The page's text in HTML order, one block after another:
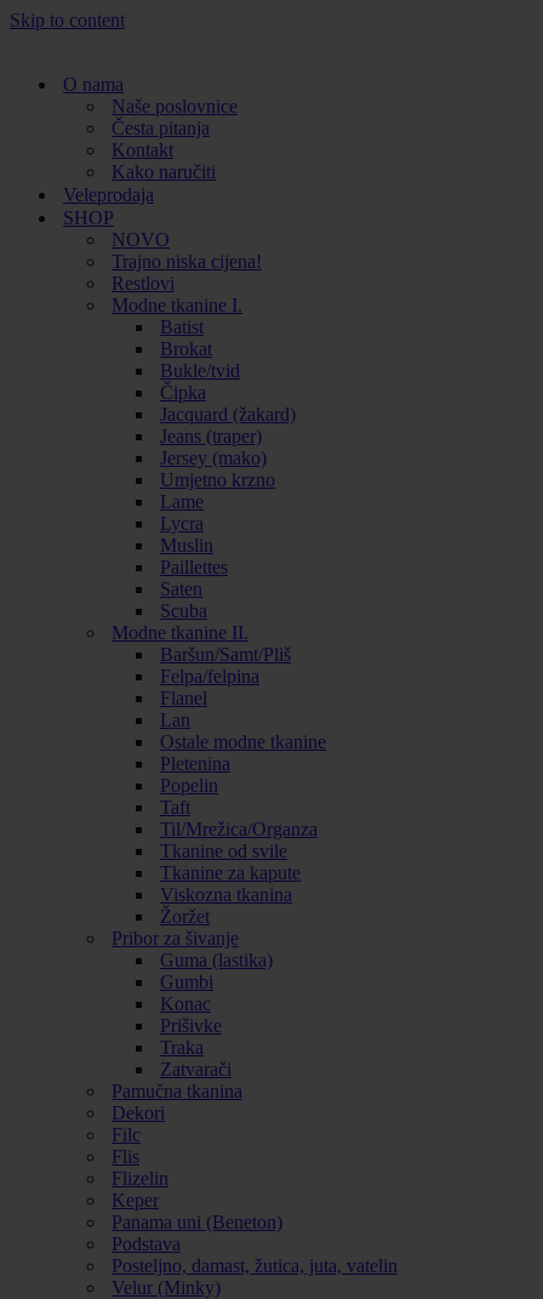
Skip to content
O nama
Naše poslovnice
Česta pitanja
Kontakt
Kako naručiti
Veleprodaja
SHOP
NOVO
Trajno niska cijena!
Restlovi
Modne tkanine I.
Batist
Brokat
Bukle/tvid
Čipka
Jacquard (žakard)
Jeans (traper)
Jersey (mako)
Umjetno krzno
Lame
Lycra
Muslin
Paillettes
Saten
Scuba
Modne tkanine II.
Baršun/Samt/Pliš
Felpa/felpina
Flanel
Lan
Ostale modne tkanine
Pletenina
Popelin
Taft
Til/Mrežica/Organza
Tkanine od svile
Tkanine za kapute
Viskozna tkanina
Žoržet
Pribor za šivanje
Guma (lastika)
Gumbi
Konac
Prišivke
Traka
Zatvarači
Pamučna tkanina
Dekori
Filc
Flis
Flizelin
Keper
Panama uni (Beneton)
Podstava
Posteljno, damast, žutica, juta, vatelin
Velur (Minky)